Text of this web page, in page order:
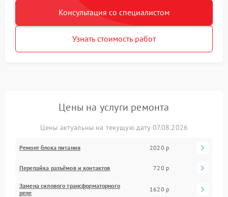
Консультация со специалистом
Узнать стоимость работ
Цены на услуги ремонта
Цены актуальны на текущую дату 07.08.2026
Ремонт блока питания 2020 р
Перепайка разъёмов и контактов 720 р
Замена силового трансформаторного
реле
1620 р